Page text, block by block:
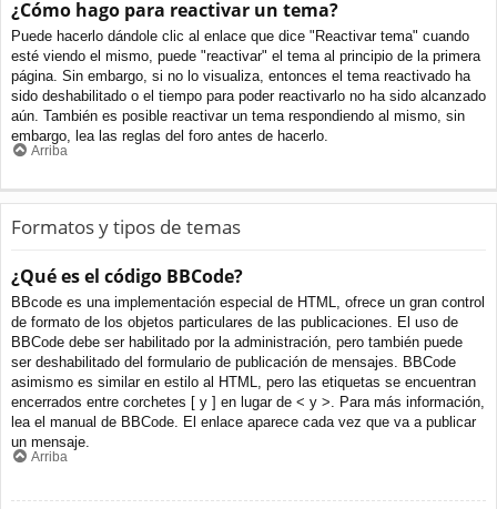
¿Cómo hago para reactivar un tema?
Puede hacerlo dándole clic al enlace que dice "Reactivar tema" cuando
esté viendo el mismo, puede "reactivar" el tema al principio de la primera
página. Sin embargo, si no lo visualiza, entonces el tema reactivado ha
sido deshabilitado o el tiempo para poder reactivarlo no ha sido alcanzado
aún. También es posible reactivar un tema respondiendo al mismo, sin
embargo, lea las reglas del foro antes de hacerlo.
Arriba
Formatos y tipos de temas
¿Qué es el código BBCode?
BBcode es una implementación especial de HTML, ofrece un gran control
de formato de los objetos particulares de las publicaciones. El uso de
BBCode debe ser habilitado por la administración, pero también puede
ser deshabilitado del formulario de publicación de mensajes. BBCode
asimismo es similar en estilo al HTML, pero las etiquetas se encuentran
encerrados entre corchetes [ y ] en lugar de < y >. Para más información,
lea el manual de BBCode. El enlace aparece cada vez que va a publicar
un mensaje.
Arriba